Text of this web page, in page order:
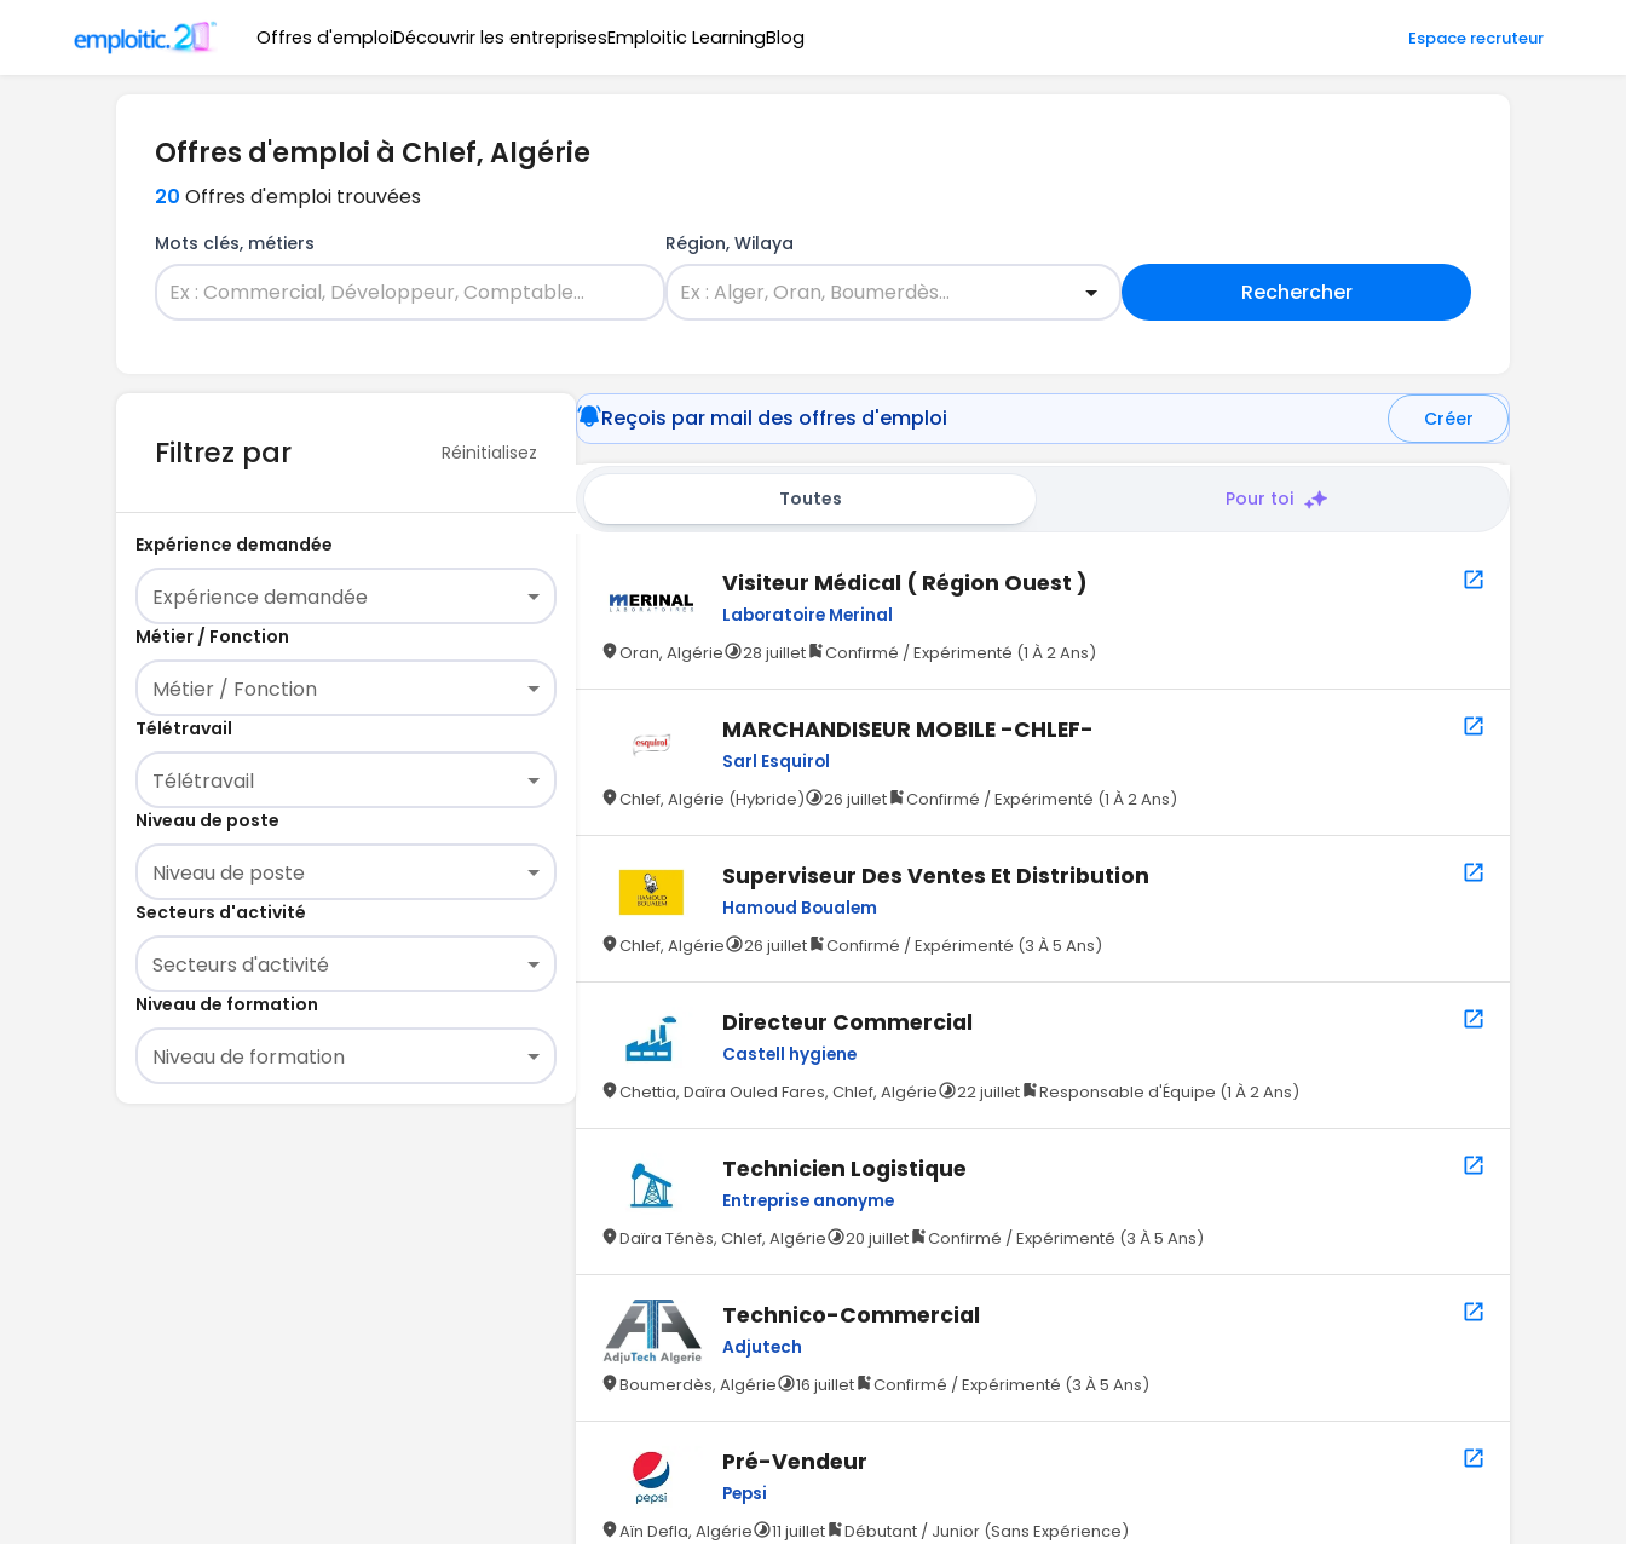
Offres d'emploiDécouvrir les entreprisesEmploitic LearningBlog Espace recruteur
Offres d'emploi à Chlef, Algérie
20 Offres d'emploi trouvées
Mots clés, métiers Région, Wilaya
Rechercher
Filtrez par Réinitialisez
Expérience demandée
Expérience demandée
Métier / Fonction
Métier / Fonction
Télétravail
Télétravail
Niveau de poste
Niveau de poste
Secteurs d'activité
Secteurs d'activité
Niveau de formation
Niveau de formation
Reçois par mail des offres d'emploi Créer
Toutes Pour toi
Visiteur Médical ( Région Ouest )
Laboratoire Merinal
Oran, Algérie
28 juillet Confirmé / Expérimenté (1 À 2 Ans)
MARCHANDISEUR MOBILE -CHLEF-
Sarl Esquirol
Chlef, Algérie (Hybride)
26 juillet Confirmé / Expérimenté (1 À 2 Ans)
Superviseur Des Ventes Et Distribution
Hamoud Boualem
Chlef, Algérie
26 juillet Confirmé / Expérimenté (3 À 5 Ans)
Directeur Commercial
Castell hygiene
Chettia, Daïra Ouled Fares, Chlef, Algérie
22 juillet Responsable d'Équipe (1 À 2 Ans)
Technicien Logistique
Entreprise anonyme
Daïra Ténès, Chlef, Algérie
20 juillet Confirmé / Expérimenté (3 À 5 Ans)
Technico-Commercial
Adjutech
Boumerdès, Algérie
16 juillet Confirmé / Expérimenté (3 À 5 Ans)
Pré-Vendeur
Pepsi
Aïn Defla, Algérie
11 juillet Débutant / Junior (Sans Expérience)